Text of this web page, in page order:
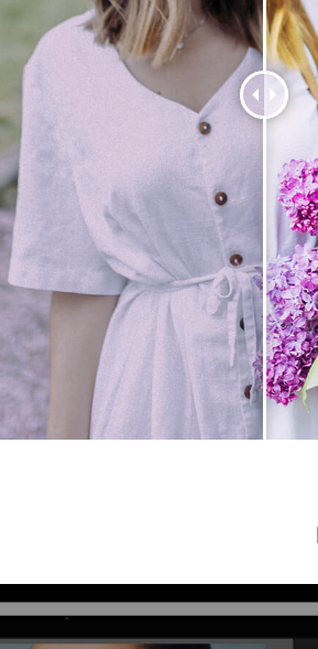
Video Editing Services